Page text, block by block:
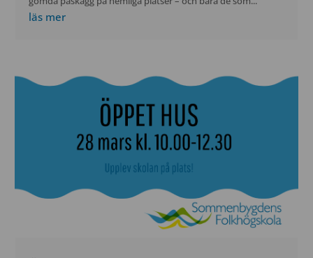
läs mer